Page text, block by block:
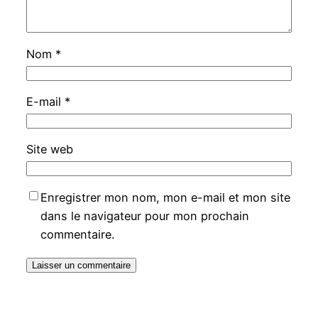
Nom *
E-mail *
Site web
Enregistrer mon nom, mon e-mail et mon site
dans le navigateur pour mon prochain
commentaire.